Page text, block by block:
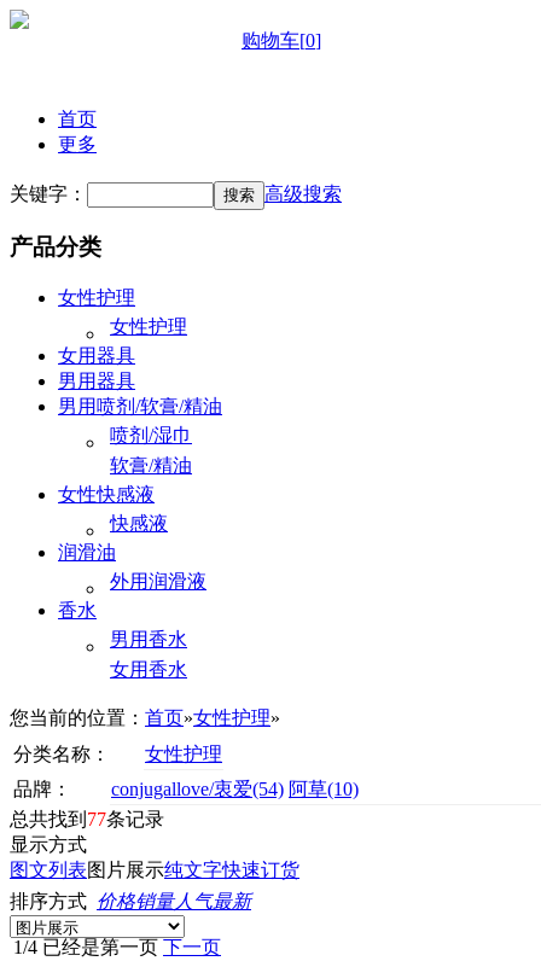
购物车[0]
首页
更多
关键字： 高级搜索
产品分类
女性护理
女性护理
女用器具
男用器具
男用喷剂/软膏/精油
喷剂/湿巾
软膏/精油
女性快感液
快感液
润滑油
外用润滑液
香水
男用香水
女用香水
您当前的位置： 首页»女性护理»
分类名称：
女性护理
品牌：
conjugallove/衷爱(54) 阿草(10)
总共找到 77条记录
显示方式
图文列表图片展示纯文字快速订货
排序方式 价格销量人气最新
1/4 已经是第一页 下一页